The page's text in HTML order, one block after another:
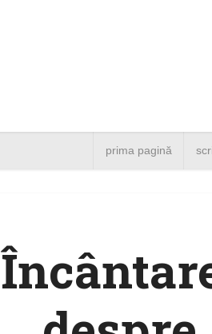
prima pagină